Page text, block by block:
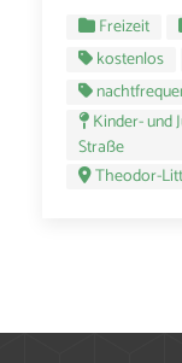
Freizeit
kostenlos
Kinder- und
Straße
Theodor-